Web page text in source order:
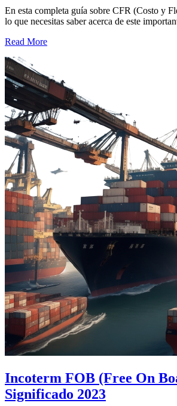
En esta completa guía sobre CFR (Costo y
lo que necesitas saber acerca de este
Read More
Incoterm FOB (Free On
Significado 2023